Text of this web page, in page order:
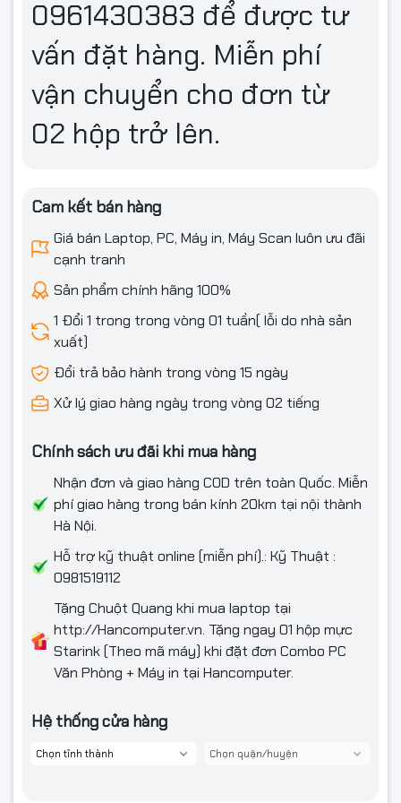
0961430383 để được tư
vấn đặt hàng. Miễn phí
vận chuyển cho đơn từ
02 hộp trở lên.
Cam kết bán hàng
Giá bán Laptop, PC, Máy in, Máy Scan luôn ưu đãi
cạnh tranh
Sản phẩm chính hãng 100%
1 Đổi 1 trong trong vòng 01 tuần( lỗi do nhà sản
xuất)
Đổi trả bảo hành trong vòng 15 ngày
Xử lý giao hàng ngày trong vòng 02 tiếng
Chính sách ưu đãi khi mua hàng
Nhận đơn và giao hàng COD trên toàn Quốc. Miễn
phí giao hàng trong bán kính 20km tại nội thành
Hà Nội.
Hỗ trợ kỹ thuật online (miễn phí).: Kỹ Thuật :
0981519112
Tặng Chuột Quang khi mua laptop tại
http://Hancomputer.vn. Tặng ngay 01 hộp mực
Starink (Theo mã máy) khi đặt đơn Combo PC
Văn Phòng + Máy in tại Hancomputer.
Hệ thống cửa hàng
Chi tiết thông tin số kỹ thuật của sản phẩm:
Thông tin sản phẩm
Tên sản
Hộp mực Xerox P355D/M355DF/P365DW
Mã chính
CT201938
Thông số kỹ thuật
trang in:
phù hợp 5% của A4)
Màu mực: Đen